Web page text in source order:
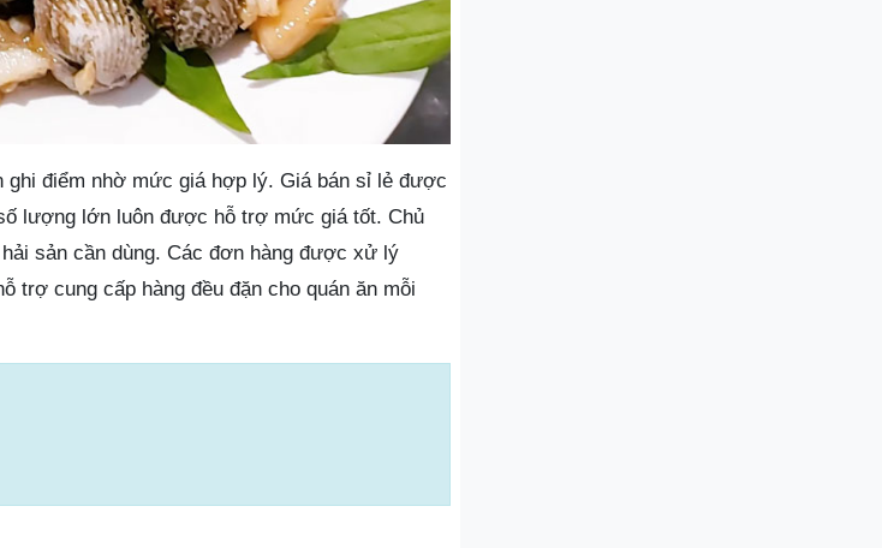
điểm nhờ mức giá hợp lý. Giá bán sỉ lẻ được
lượng lớn luôn được hỗ trợ mức giá tốt. Chủ
sản cần dùng. Các đơn hàng được xử lý
trợ cung cấp hàng đều đặn cho quán ăn mỗi